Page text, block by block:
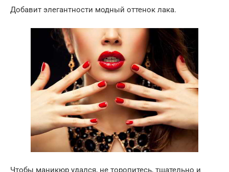
Добавит элегантности модный оттенок лака.
Чтобы маникюр удался, не торопитесь, тщательно и